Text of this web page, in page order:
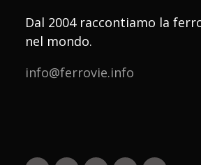
Dal 2004 raccontiamo la
nel mondo.
info@ferrovie.info